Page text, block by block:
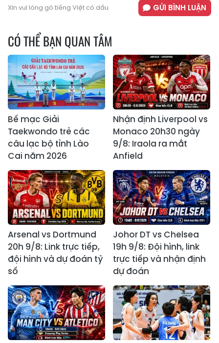
Xin vui lòng gõ tiếng Việt có dấu GỬI BÌNH LUẬN
CÓ THỂ BẠN QUAN TÂM
Bế mạc Giải
Taekwondo trẻ các
câu lạc bộ tỉnh Lào
Cai năm 2026
Nhận định Liverpool vs
Monaco 20h30 ngày
9/8: Iraola ra mắt
Anfield
Arsenal vs Dortmund
20h 9/8: Link trực tiếp,
đội hình và dự đoán tỷ
số
Johor DT vs Chelsea
19h 9/8: Đội hình, link
trực tiếp và nhận định
dự đoán